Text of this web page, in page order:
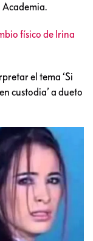
Academia.
físico de Irina
el tema ‘Si
custodia’ a dueto